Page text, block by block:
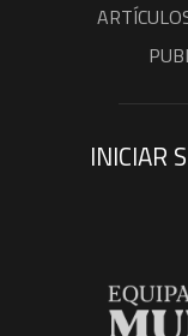
INICIAR